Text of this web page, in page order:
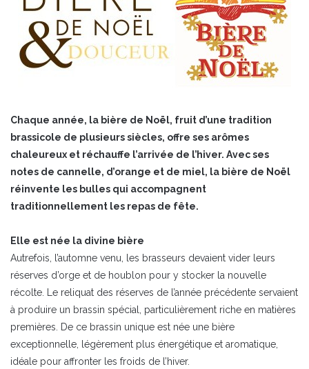
Chaque année, la bière de Noël, fruit d’une tradition
brassicole de plusieurs siècles, offre ses arômes
chaleureux et réchauffe l’arrivée de l’hiver. Avec ses
notes de cannelle, d’orange et de miel, la bière de Noël
réinvente les bulles qui accompagnent
traditionnellement les repas de fête.
Elle est née la divine bière
Autrefois, l’automne venu, les brasseurs devaient vider leurs
réserves d’orge et de houblon pour y stocker la nouvelle
récolte. Le reliquat des réserves de l’année précédente servaient
à produire un brassin spécial, particulièrement riche en matières
premières. De ce brassin unique est née une bière
exceptionnelle, légèrement plus énergétique et aromatique,
idéale pour affronter les froids de l’hiver.